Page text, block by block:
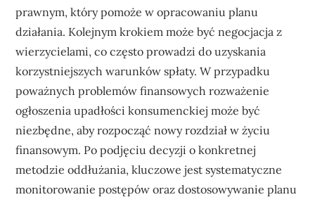
prawnym, który pomoże w opracowaniu planu
działania. Kolejnym krokiem może być negocjacja z
wierzycielami, co często prowadzi do uzyskania
korzystniejszych warunków spłaty. W przypadku
poważnych problemów finansowych rozważenie
ogłoszenia upadłości konsumenckiej może być
niezbędne, aby rozpocząć nowy rozdział w życiu
finansowym. Po podjęciu decyzji o konkretnej
metodzie oddłużania, kluczowe jest systematyczne
monitorowanie postępów oraz dostosowywanie planu